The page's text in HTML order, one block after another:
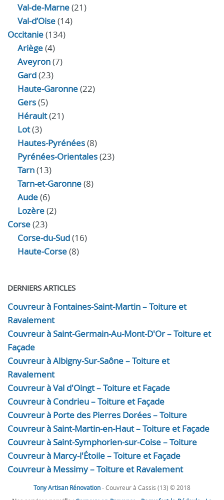
Val-de-Marne(21)
Val-d’Oise(14)
Occitanie(134)
Ariège(4)
Aveyron(7)
Gard(23)
Haute-Garonne(22)
Gers(5)
Hérault(21)
Lot(3)
Hautes-Pyrénées(8)
Pyrénées-Orientales(23)
Tarn(13)
Tarn-et-Garonne(8)
Aude(6)
Lozère(2)
Corse(23)
Corse-du-Sud(16)
Haute-Corse(8)
DERNIERS ARTICLES
Couvreur à Fontaines-Saint-Martin – Toiture et
Ravalement
Couvreur à Saint-Germain-Au-Mont-D'Or – Toiture et
Façade
Couvreur à Albigny-Sur-Saône – Toiture et
Ravalement
Couvreur à Val d'Oingt – Toiture et Façade
Couvreur à Condrieu – Toiture et Façade
Couvreur à Porte des Pierres Dorées – Toiture
Couvreur à Saint-Martin-en-Haut – Toiture et Façade
Couvreur à Saint-Symphorien-sur-Coise – Toiture
Couvreur à Marcy-l'Étoile – Toiture et Façade
Couvreur à Messimy – Toiture et Ravalement
Tony Artisan Rénovation- Couvreur à Cassis (13) © 2018